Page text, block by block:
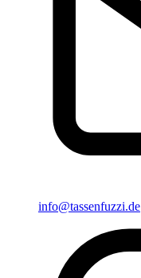
info@tassenfuzzi.de